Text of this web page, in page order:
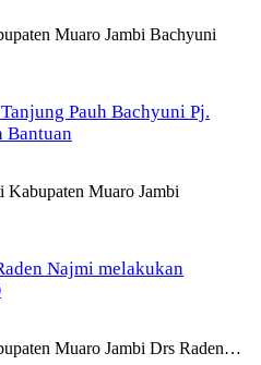
Muaro Jambi Bachyuni
Pauh Bachyuni Pj.
Bantuan
Kabupaten Muaro Jambi
Najmi melakukan
Muaro Jambi Drs Raden…